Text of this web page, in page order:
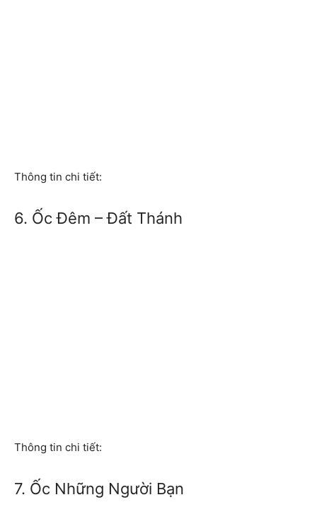
Thông tin chi tiết:
6. Ốc Đêm – Đất Thánh
Thông tin chi tiết:
7. Ốc Những Người Bạn